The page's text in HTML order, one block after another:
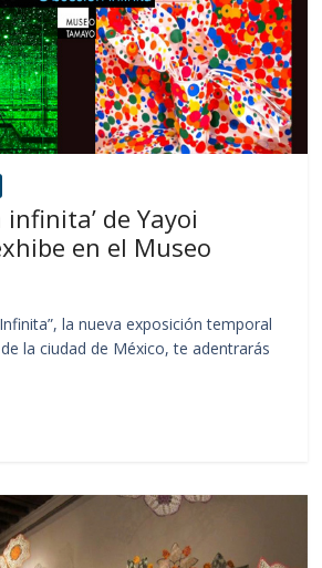
infinita’ de Yayoi
en el Museo
la nueva exposición temporal
la ciudad de México, te adentrarás